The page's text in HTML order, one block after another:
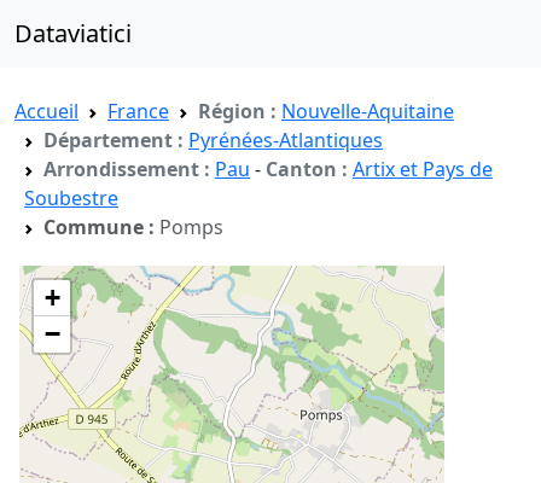
Dataviatici
Accueil France Région : Nouvelle-Aquitaine
Département : Pyrénées-Atlantiques
Arrondissement : Pau - Canton : Artix et Pays de
Soubestre
Commune : Pomps
+
−